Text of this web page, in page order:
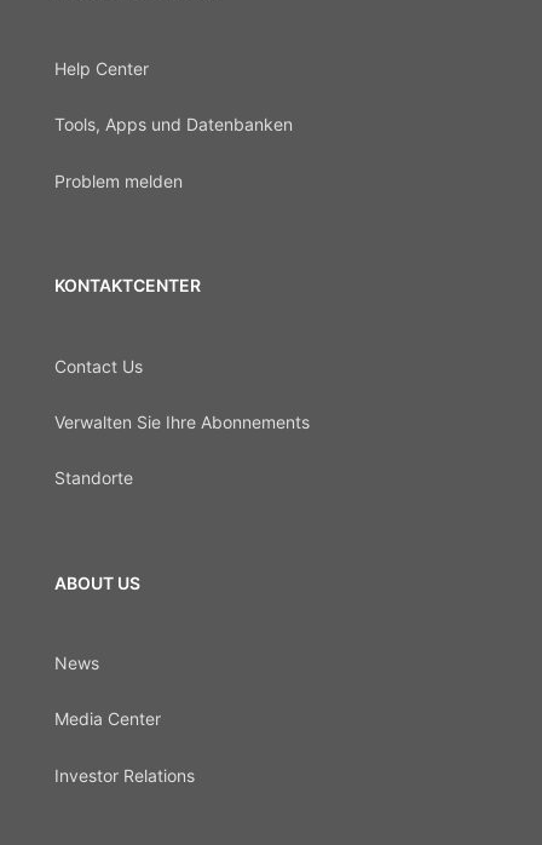
Help Center
Tools, Apps und Datenbanken
Problem melden
KONTAKTCENTER
Contact Us
Verwalten Sie Ihre Abonnements
Standorte
ABOUT US
News
Media Center
Investor Relations